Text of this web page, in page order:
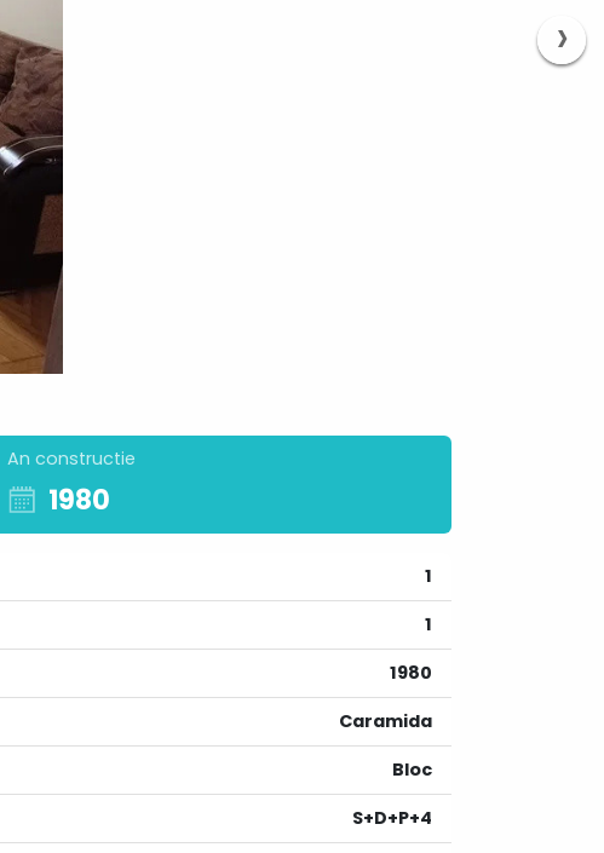
›
An constructie
1980
1
1
1980
Caramida
Bloc
S+D+P+4